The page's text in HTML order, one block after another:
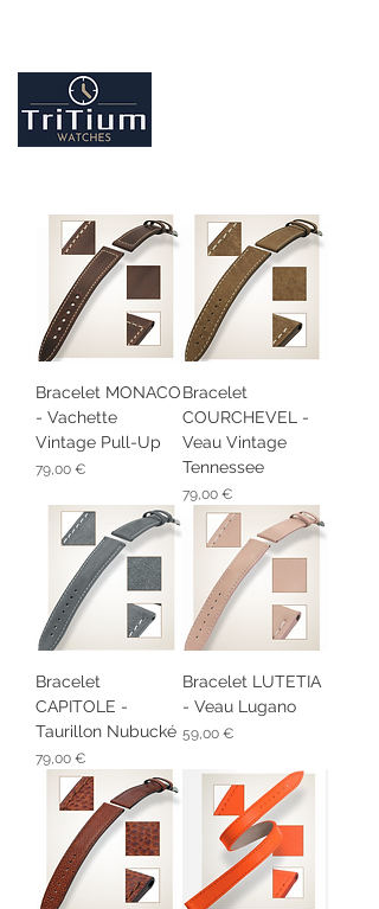
Bracelet MONACO
- Vachette
Vintage Pull-Up
Prix
79,00 €
Bracelet
COURCHEVEL -
Veau Vintage
Tennessee
Prix
79,00 €
Bracelet
CAPITOLE -
Taurillon Nubucké
Prix
79,00 €
Bracelet LUTETIA
- Veau Lugano
Prix
59,00 €